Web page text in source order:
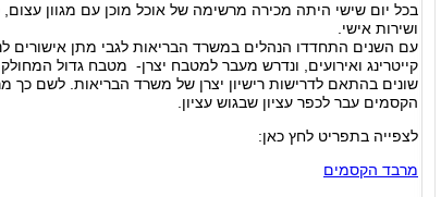
בכל יום שישי היתה מכירה מרשימה של אוכל מוכן עם מגוון
ושירות אישי.
עם השנים התחדדו הנהלים במשרד הבריאות לגבי מתן אישורים
קייטרינג ואירועים, ונדרש מעבר למטבח יצרן- מטבח גדול
שונים בהתאם לדרישות רישיון יצרן של משרד הבריאות. לשם כך
הקסמים עבר לכפר עציון שבגוש עציון.
לצפייה בתפריט לחץ כאן:
מרבד הקסמים